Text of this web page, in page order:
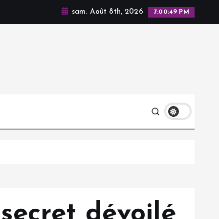
sam. Août 8th, 2026 7:00:51 PM